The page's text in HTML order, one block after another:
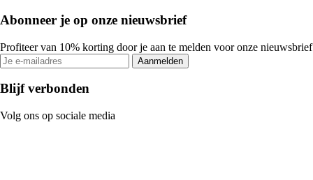
Abonneer je op onze nieuwsbrief
Profiteer van 10% korting door je aan te melden voor onze nieuwsbrief
Aanmelden
Blijf verbonden
Volg ons op sociale media